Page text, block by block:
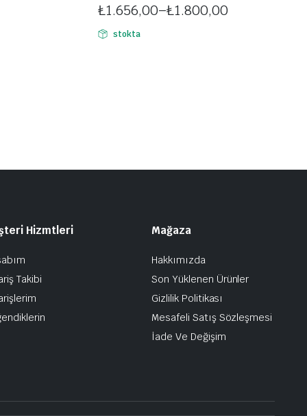
₺1.656,00–₺1.800,00
Fiyat
aralığı:
stokta
Hizmtleri
Takibi
Mağaza
Hakkımızda
Son Yüklenen Ürünler
Gizlilik Politikası
Mesafeli Satış Sözleşmesi
İade Ve Değişim